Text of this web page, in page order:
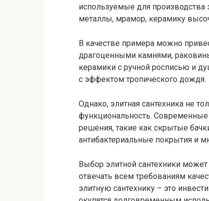
используемые для
металлы, мрамор, керамику
В качестве примера можно
драгоценными камнями,
керамики с ручной росписью и
с эффектом тропического дождя.
Однако, элитная сантехника не
функциональность.
решения, такие как скрытые
антибактериальные покрытия и
Выбор элитной сантехники
отвечать всем требованиям
элитную сантехнику – это